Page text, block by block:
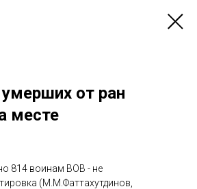
от ран
месте
814 воинам ВОВ - не
(М.М.Фаттахутдинов,